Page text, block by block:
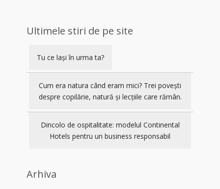
Ultimele stiri de pe site
Tu ce lași în urma ta?
Cum era natura când eram mici? Trei povești
despre copilărie, natură și lecțiile care rămân.
Dincolo de ospitalitate: modelul Continental
Hotels pentru un business responsabil
Arhiva